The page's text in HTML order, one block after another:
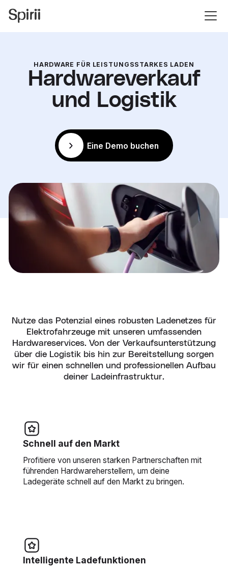
HARDWARE FÜR LEISTUNGSSTARKES LADEN
Hardwareverkauf
und Logistik
Eine Demo buchen
Nutze das Potenzial eines robusten Ladenetzes für
Elektrofahrzeuge mit unseren umfassenden
Hardwareservices. Von der Verkaufsunterstützung
über die Logistik bis hin zur Bereitstellung sorgen
wir für einen schnellen und professionellen Aufbau
deiner Ladeinfrastruktur.
Schnell auf den Markt
Profitiere von unseren starken Partnerschaften mit
führenden Hardwareherstellern, um deine
Ladegeräte schnell auf den Markt zu bringen.
Intelligente Ladefunktionen